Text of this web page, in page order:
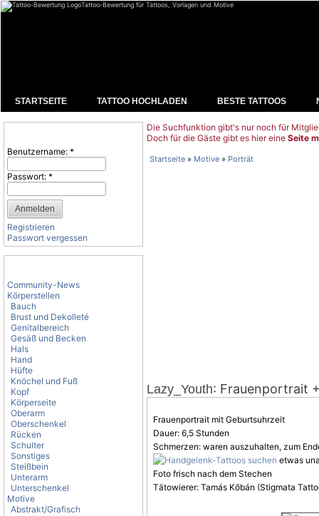
Tattoo-Bewertung für Tattoos, Vorlagen und Motive
STARTSEITE TATTOO HOCHLADEN BESTE TATTOOS
Benutzername: *
Passwort: *
Registrieren
Passwort vergessen
Community-News
Körperstellen
Bauch
Brust und Dekolleté
Genitalbereich
Gesäß und Becken
Hals
Hand
Hüfte
Knöchel und Fuß
Kopf
Körperseite
Oberarm
Oberschenkel
Rücken
Schulter
Sonstiges
Steißbein
Unterarm
Unterschenkel
Motive
Abstrakt/Grafisch
Die Suchfunktion gibt's nur noch für
Doch für die Gäste gibt es hier eine Seite
Startseite » Motive » Porträt
Lazy_Youth: Frauenportrait
Frauenportrait mit Geburtsuhrzeit
Dauer: 6,5 Stunden
Schmerzen: waren auszuhalten, zum
etwas
Foto frisch nach dem Stechen
Tätowierer: Tamás Kőbán (Stigmata